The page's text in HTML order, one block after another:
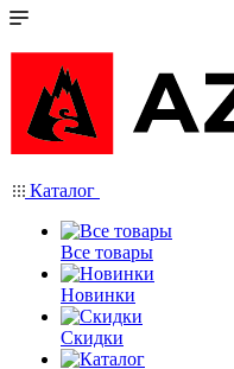
Каталог
Все товары
Новинки
Скидки